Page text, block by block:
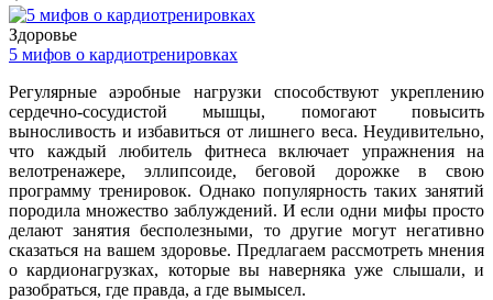
Здоровье
5 мифов о кардиотренировках
Регулярные аэробные нагрузки способствуют укреплению
сердечно-сосудистой мышцы, помогают повысить
выносливость и избавиться от лишнего веса. Неудивительно,
что каждый любитель фитнеса включает упражнения на
велотренажере, эллипсоиде, беговой дорожке в свою
программу тренировок. Однако популярность таких занятий
породила множество заблуждений. И если одни мифы просто
делают занятия бесполезными, то другие могут негативно
сказаться на вашем здоровье. Предлагаем рассмотреть мнения
о кардионагрузках, которые вы наверняка уже слышали, и
разобраться, где правда, а где вымысел.